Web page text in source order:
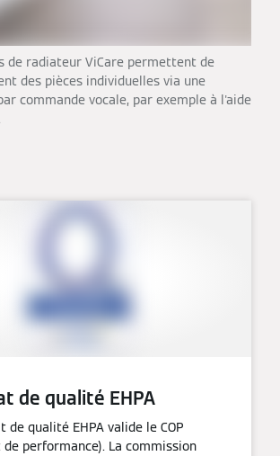
de radiateur ViCare permettent de
des pièces individuelles via une
commande vocale, par exemple à l'aide
de qualité EHPA
de qualité EHPA valide le COP
performance). La commission